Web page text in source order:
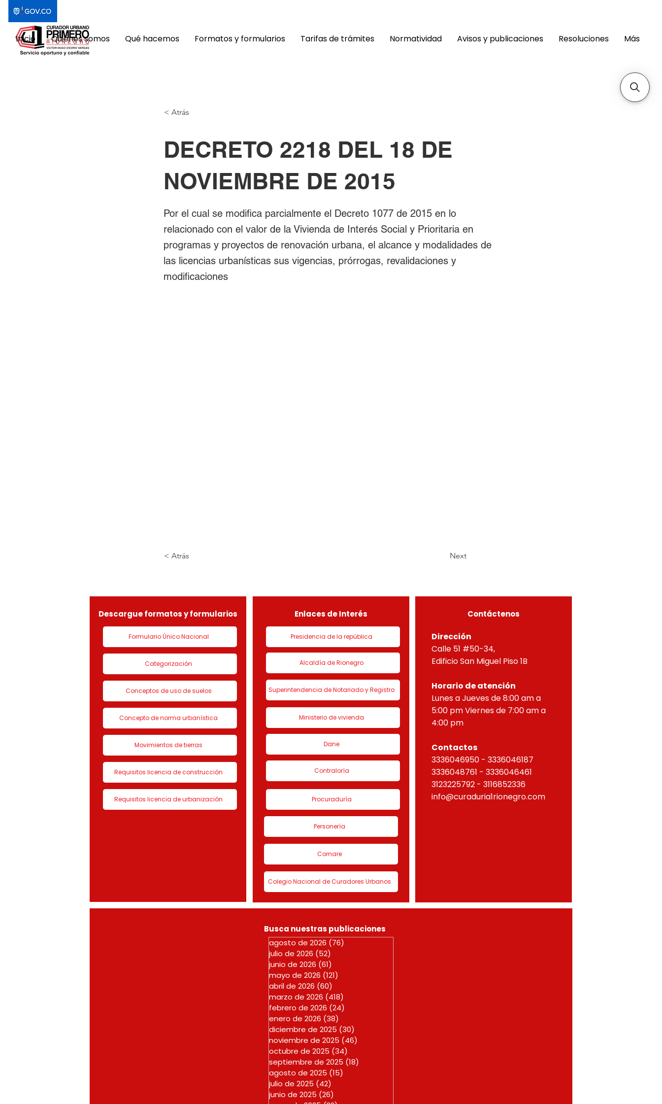
Inicio Quiénes somos Qué hacemos Formatos y formularios Tarifas de trámites Normatividad Avisos y publicaciones Resoluciones Más
< Atrás
DECRETO 2218 DEL 18 DE
NOVIEMBRE DE 2015
Por el cual se modifica parcialmente el Decreto 1077 de 2015 en lo
relacionado con el valor de la Vivienda de Interés Social y Prioritaria en
programas y proyectos de renovación urbana, el alcance y modalidades de
las licencias urbanísticas sus vigencias, prórrogas, revalidaciones y
modificaciones
< Atrás Next
Descargue formatos y formularios
Formulario Único Nacional
Categorización
Conceptos de uso de suelos
Concepto de norma urbanística
Movimientos de tierras
Requisitos licencia de construcción
Requisitos licencia de urbanización
Enlaces de Interés
Presidencia de la república
Alcaldía de Rionegro
Superintendencia de Notariado y Registro
Ministerio de vivienda
Dane
Contraloría
Procuraduría
Personería
Cornare
Colegio Nacional de Curadores Urbanos
Contáctenos
Dirección
Calle 51 #50-34,
Edificio San Miguel Piso 1B
Horario de atención
Lunes a Jueves de 8:00 am a
5:00 pm Viernes de 7:00 am a
4:00 pm
Contactos
3336046950 - 3336046187
3336048761 - 3336046461
3123225792 - 3116852336
info@curaduria1rionegro.com
Busca nuestras publicaciones
agosto de 2026 (76)
julio de 2026 (52)
junio de 2026 (61)
mayo de 2026 (121)
abril de 2026 (60)
marzo de 2026 (418)
febrero de 2026 (24)
enero de 2026 (38)
diciembre de 2025 (30)
noviembre de 2025 (46)
octubre de 2025 (34)
septiembre de 2025 (18)
agosto de 2025 (15)
julio de 2025 (42)
junio de 2025 (26)